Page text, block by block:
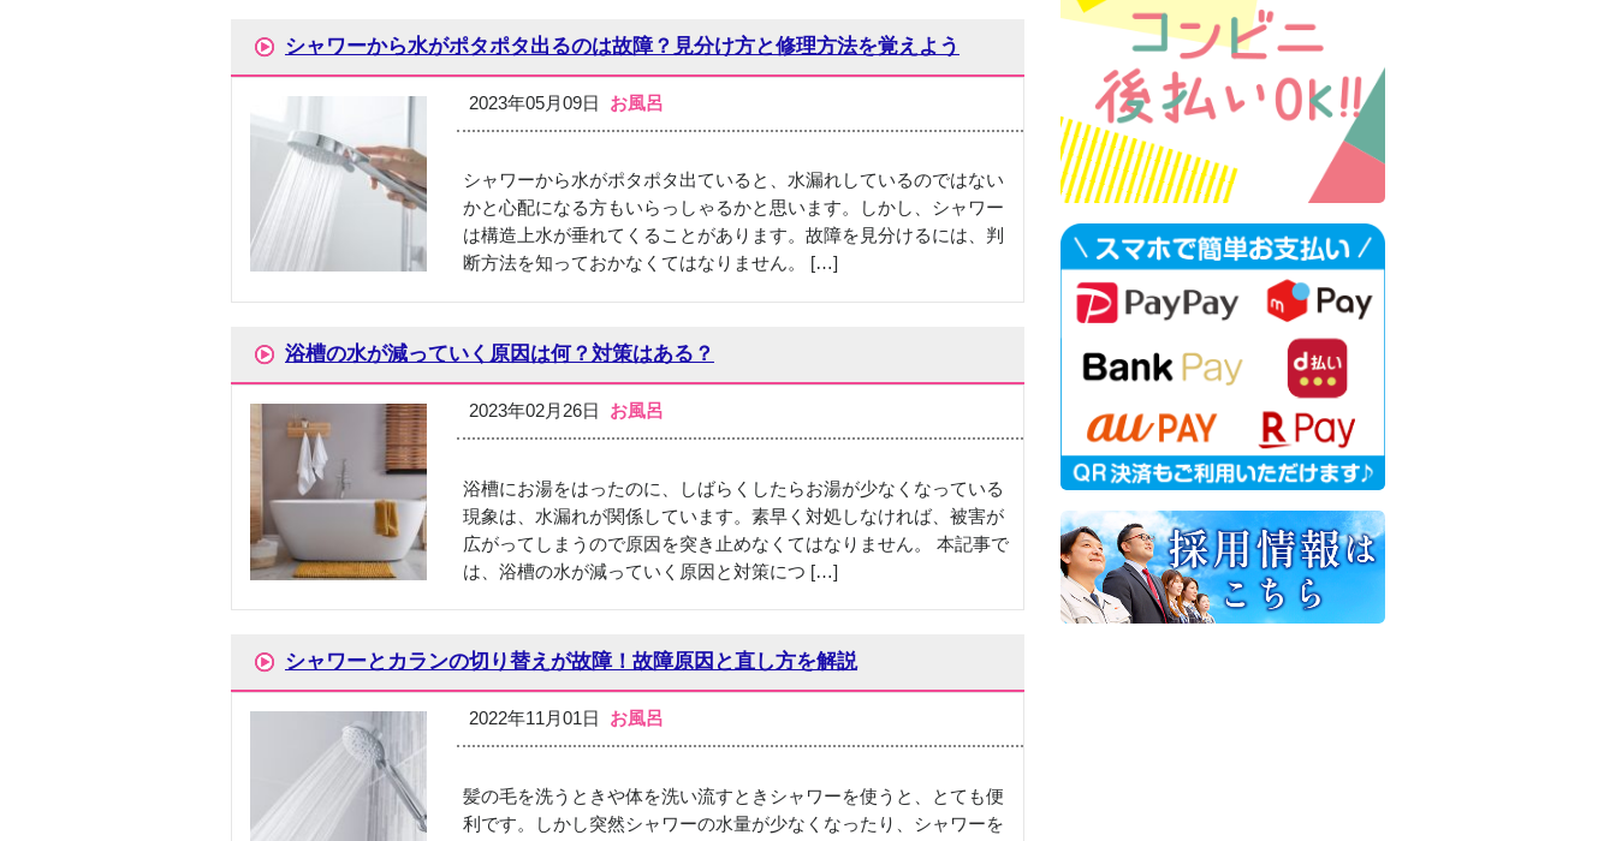
シャワーから水がポタポタ出るのは故障？見分け方と修理方法を覚えよう
2023年05月09日 お風呂
シャワーから水がポタポタ出ていると、水漏れしているのではない
かと心配になる方もいらっしゃるかと思います。しかし、シャワー
は構造上水が垂れてくることがあります。故障を見分けるには、判
断方法を知っておかなくてはなりません。 […]
浴槽の水が減っていく原因は何？対策はある？
2023年02月26日 お風呂
浴槽にお湯をはったのに、しばらくしたらお湯が少なくなっている
現象は、水漏れが関係しています。素早く対処しなければ、被害が
広がってしまうので原因を突き止めなくてはなりません。 本記事で
は、浴槽の水が減っていく原因と対策につ […]
シャワーとカランの切り替えが故障！故障原因と直し方を解説
2022年11月01日 お風呂
髪の毛を洗うときや体を洗い流すときシャワーを使うと、とても便
利です。しかし突然シャワーの水量が少なくなったり、シャワーを